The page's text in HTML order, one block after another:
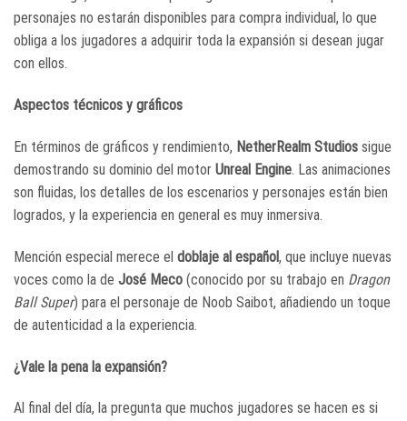
personajes no estarán disponibles para compra individual, lo que
obliga a los jugadores a adquirir toda la expansión si desean jugar
con ellos.
Aspectos técnicos y gráficos
En términos de gráficos y rendimiento, NetherRealm Studios sigue
demostrando su dominio del motor Unreal Engine. Las animaciones
son fluidas, los detalles de los escenarios y personajes están bien
logrados, y la experiencia en general es muy inmersiva.
Mención especial merece el doblaje al español, que incluye nuevas
voces como la de José Meco (conocido por su trabajo en Dragon
Ball Super) para el personaje de Noob Saibot, añadiendo un toque
de autenticidad a la experiencia.
¿Vale la pena la expansión?
Al final del día, la pregunta que muchos jugadores se hacen es si